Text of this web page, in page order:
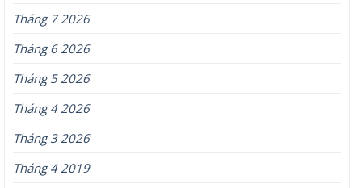
Tháng 7 2026
Tháng 6 2026
Tháng 5 2026
Tháng 4 2026
Tháng 3 2026
Tháng 4 2019